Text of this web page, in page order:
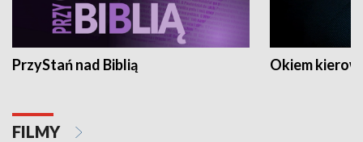
PrzyStań nad Biblią Okiem
FILMY